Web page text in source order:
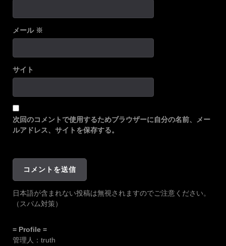
メール ※
サイト
次回のコメントで使用するためブラウザーに自分の名前、メー
ルアドレス、サイトを保存する。
日本語が含まれない投稿は無視されますのでご注意ください。
（スパム対策）
= Profile =
管理人：truth